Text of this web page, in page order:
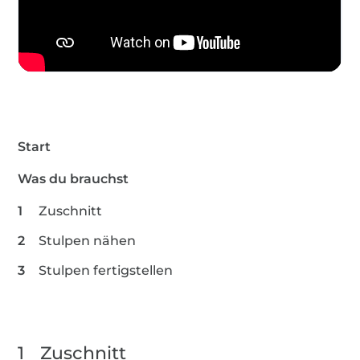
Start
Was du brauchst
Zuschnitt
Stulpen nähen
Stulpen fertigstellen
1 Zuschnitt